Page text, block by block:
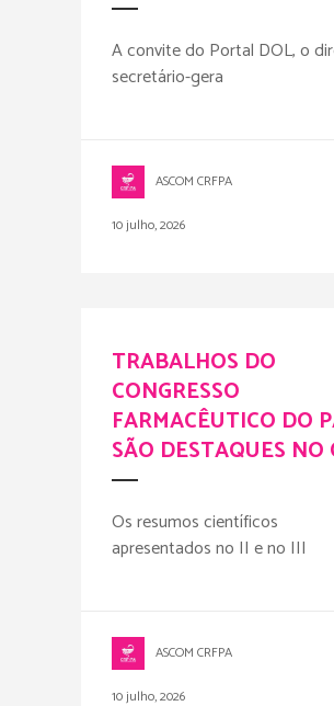
A convite do Portal DOL, o
secretário-gera
ASCOM CRFPA
10 julho, 2026
TRABALHOS DO
CONGRESSO
FARMACÊUTICO DO
SÃO DESTAQUES NO
Os resumos científicos
apresentados no II e no III
ASCOM CRFPA
10 julho, 2026